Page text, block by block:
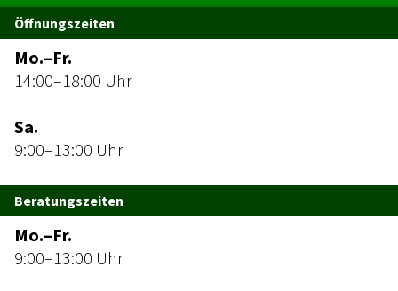
Öffnungszeiten
Mo.–Fr.
14:00–18:00 Uhr
Sa.
9:00–13:00 Uhr
Beratungszeiten
Mo.–Fr.
9:00–13:00 Uhr